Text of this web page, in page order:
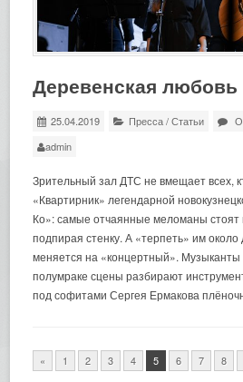
Деревенская любовь
25.04.2019 Пресса/Статьи
admin
Зрительный зал ДТС не вмещает всех,
«Квартирник» легендарной
Ко»: самые отчаянные меломаны стоят
подпирая стенку. А «терпеть» им около
меняется на «концертный».
полумраке сцены разбирают
под софитами Сергея Ермакова
« 1 2 3 4 5 6 7 8